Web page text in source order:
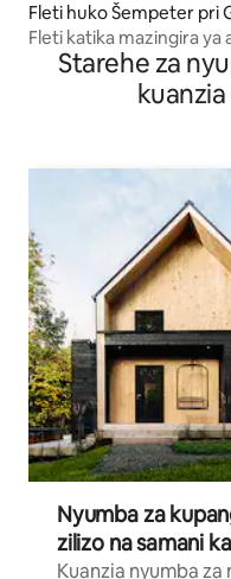
Fleti huko Šempeter pri
Fleti katika mazingira ya
Starehe za
Nyumba za
zilizo na samani
Kuanzia nyumba za